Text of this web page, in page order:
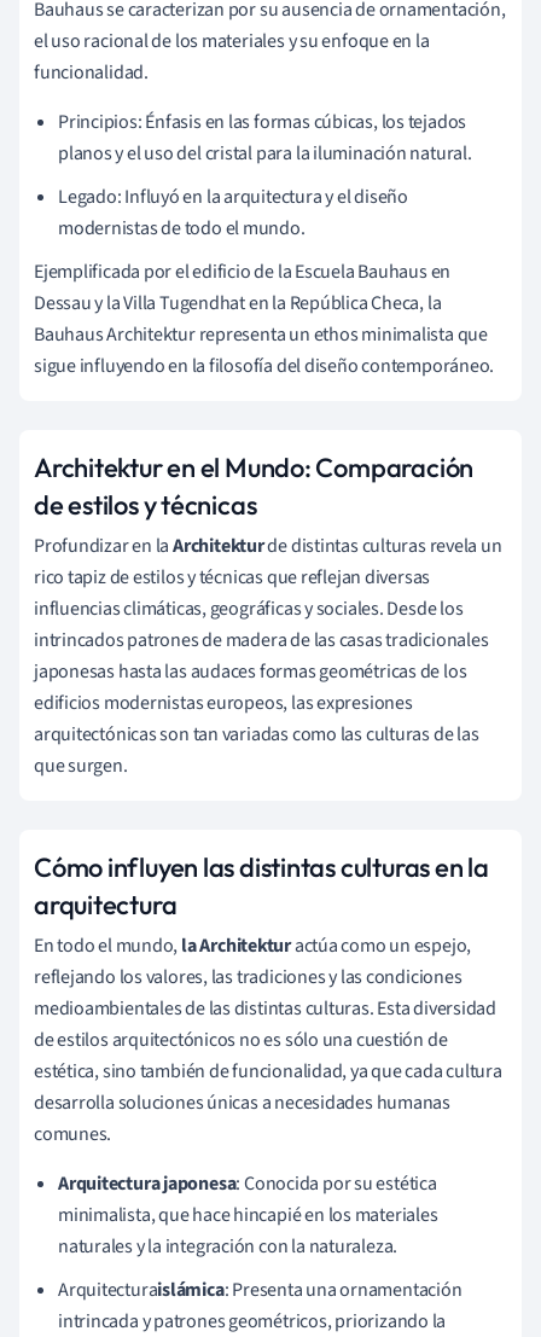
Bauhaus se caracterizan por su ausencia de ornamentación,
el uso racional de los materiales y su enfoque en la
funcionalidad.
Principios: Énfasis en las formas cúbicas, los tejados
planos y el uso del cristal para la iluminación natural.
Legado: Influyó en la arquitectura y el diseño
modernistas de todo el mundo.
Ejemplificada por el edificio de la Escuela Bauhaus en
Dessau y la Villa Tugendhat en la República Checa, la
Bauhaus Architektur representa un ethos minimalista que
sigue influyendo en la filosofía del diseño contemporáneo.
Architektur en el Mundo: Comparación
de estilos y técnicas
Profundizar en laArchitekturde distintas culturas revela un
rico tapiz de estilos y técnicas que reflejan diversas
influencias climáticas, geográficas y sociales. Desde los
intrincados patrones de madera de las casas tradicionales
japonesas hasta las audaces formas geométricas de los
edificios modernistas europeos, las expresiones
arquitectónicas son tan variadas como las culturas de las
que surgen.
Cómo influyen las distintas culturas en la
arquitectura
En todo el mundo,la Architekturactúa como un espejo,
reflejando los valores, las tradiciones y las condiciones
medioambientales de las distintas culturas. Esta diversidad
de estilos arquitectónicos no es sólo una cuestión de
estética, sino también de funcionalidad, ya que cada cultura
desarrolla soluciones únicas a necesidades humanas
comunes.
Arquitectura japonesa: Conocida por su estética
minimalista, que hace hincapié en los materiales
naturales y la integración con la naturaleza.
Arquitecturaislámica: Presenta una ornamentación
intrincada y patrones geométricos, priorizando la